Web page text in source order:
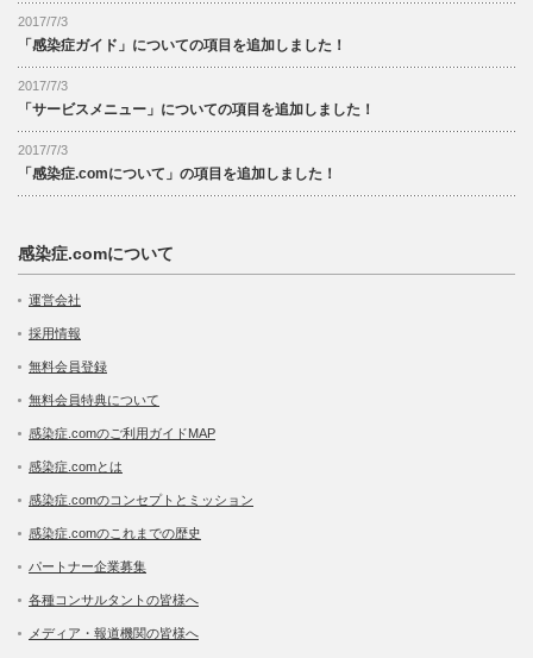
2017/7/3
「感染症ガイド」についての項目を追加しました！
2017/7/3
「サービスメニュー」についての項目を追加しました！
2017/7/3
「感染症.comについて」の項目を追加しました！
感染症.comについて
運営会社
採用情報
無料会員登録
無料会員特典について
感染症.comのご利用ガイドMAP
感染症.comとは
感染症.comのコンセプトとミッション
感染症.comのこれまでの歴史
パートナー企業募集
各種コンサルタントの皆様へ
メディア・報道機関の皆様へ